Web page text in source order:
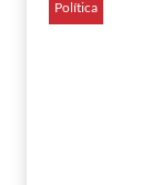
Política